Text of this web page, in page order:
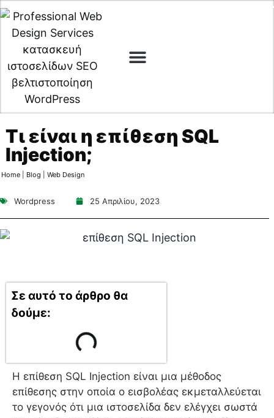
Τι είναι η επίθεση SQL
Injection;
Home| Blog Web Design
Wordpress 25 Απριλίου, 2023
Σε αυτό το άρθρο θα
δούμε:
Η επίθεση SQL Injection είναι μια μέθοδος
επίθεσης στην οποία ο εισβολέας εκμεταλλεύεται
το γεγονός ότι μια ιστοσελίδα δεν ελέγχει σωστά